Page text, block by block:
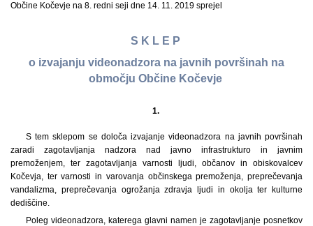
Občine Kočevje na 8. redni seji dne 14. 11. 2019 sprejel
S K L E P
o izvajanju videonadzora na javnih površinah na
območju Občine Kočevje
1.
S tem sklepom se določa izvajanje videonadzora na javnih površinah
zaradi zagotavljanja nadzora nad javno infrastrukturo in javnim
premoženjem, ter zagotavljanja varnosti ljudi, občanov in obiskovalcev
Kočevja, ter varnosti in varovanja občinskega premoženja, preprečevanja
vandalizma, preprečevanja ogrožanja zdravja ljudi in okolja ter kulturne
dediščine.
Poleg videonadzora, katerega glavni namen je zagotavljanje posnetkov